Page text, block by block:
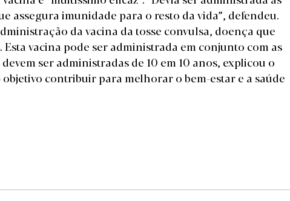
assegura imunidade para o resto da vida”, defendeu.
da vacina da tosse convulsa, doença que
Esta vacina pode ser administrada em conjunto com as
ser administradas de 10 em 10 anos, explicou o
objetivo contribuir para melhorar o bem-estar e a saúde